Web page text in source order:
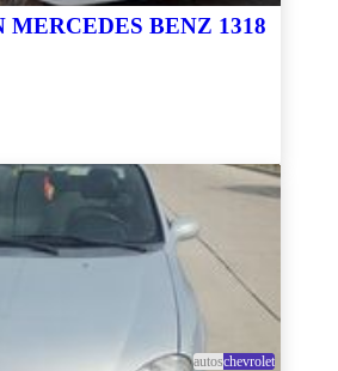
BENZ 1318
autoschevrolet